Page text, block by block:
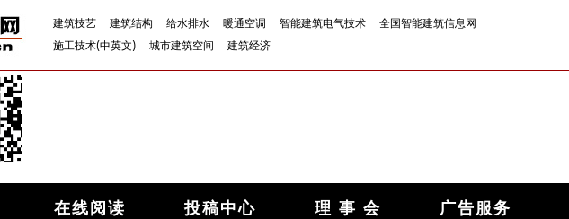
建筑技艺 建筑结构 给水排水 暖通空调 智能建筑电气技术
全国智能建筑信息网
施工技术(中英文)
城市建筑空间 建筑经济
在线阅读 投稿中心 理 事 会 广告服务